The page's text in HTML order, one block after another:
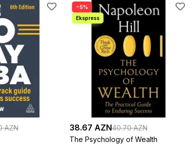
AZN
−5%
38.67 AZN40.70 AZN
The Psychology of Wealth